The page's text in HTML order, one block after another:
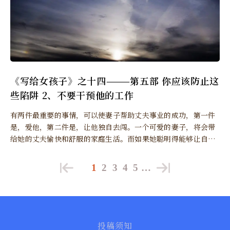
《写给女孩子》之十四———第五部 你应该防止这
些陷阱 2、不要干预他的工作
有两件最重要的事情，可以使妻子帮助丈夫事业的成功，第一件
是，爱他，第二件是，让他独自去闯。一个可爱的妻子，将会带
给她的丈夫愉快和舒服的家庭生活。而如果她聪明得能够让自己
力而获得成功了，至少训练也会使他有成就。
1 2 3 4 5 …
投稿须知